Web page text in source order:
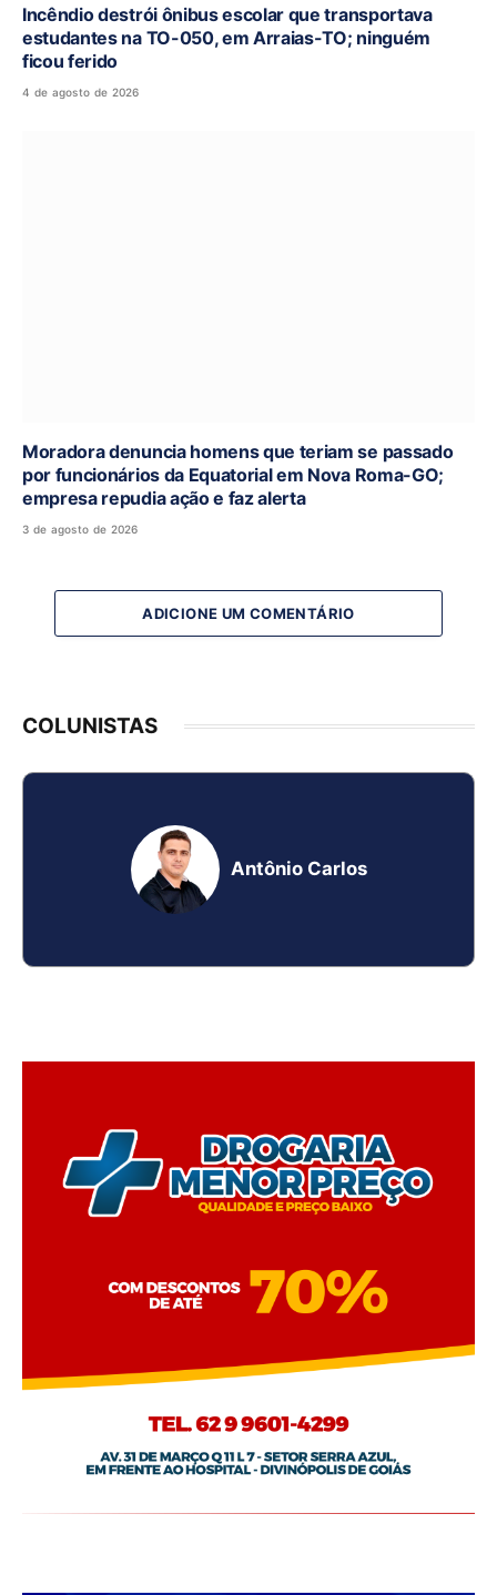
Incêndio destrói ônibus escolar que transportava
estudantes na TO-050, em Arraias-TO; ninguém
ficou ferido
4 de agosto de 2026
Moradora denuncia homens que teriam se passado
por funcionários da Equatorial em Nova Roma-GO;
empresa repudia ação e faz alerta
3 de agosto de 2026
ADICIONE UM COMENTÁRIO
COLUNISTAS
Antônio Carlos